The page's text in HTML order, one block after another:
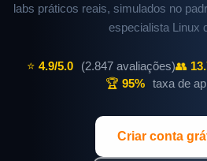
labs práticos reais, simulados no
especialista Linux
⭐ 4.9/5.0 (2.847 avaliações)👥
🏆 95% taxa de
Criar conta